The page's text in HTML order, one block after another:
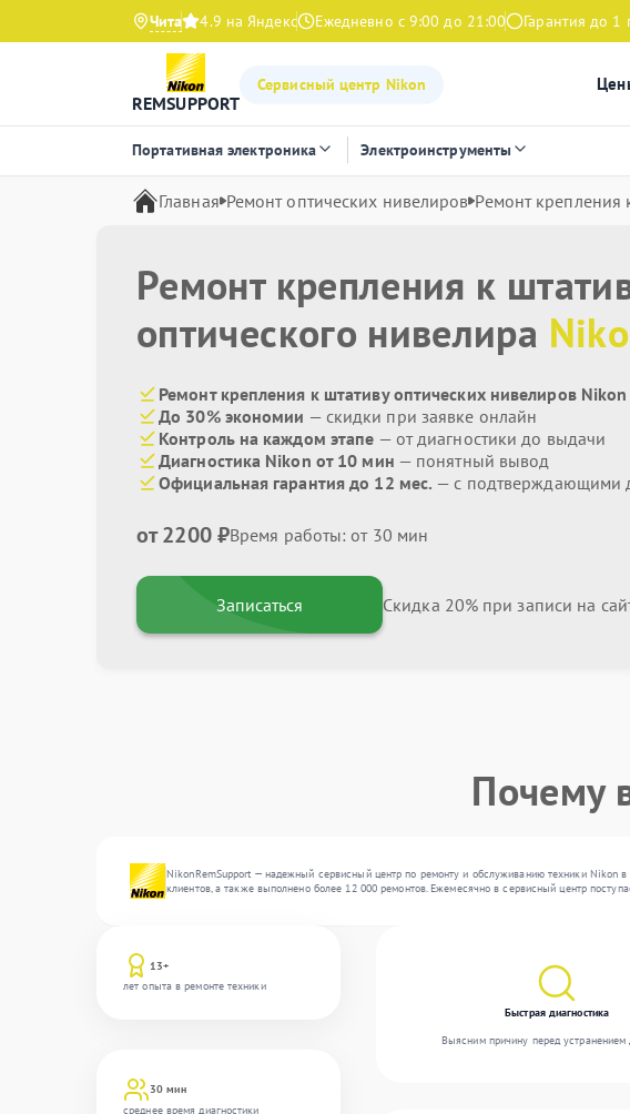
Чита 4.9 на Яндекс Ежедневно с 9:00 до 21:00 Гарантия до 1
REMSUPPORT
Сервисный центр Nikon
Портативная электроника Электроинструменты
Главная Ремонт оптических нивелиров Ремонт крепления
Ремонт крепления к
оптического нивелира
Ремонт крепления к штативу оптических нивелиров
До 30% экономии — скидки при заявке онлайн
Контроль на каждом этапе — от диагностики до выдачи
Диагностика Nikon от 10 мин — понятный вывод
Официальная гарантия до 12 мес. — с подтверждающими
от 2200 ₽Время работы: от 30 мин
Записаться Скидка 20% при записи на
Почему
NikonRemSupport — надежный сервисный центр по ремонту и обслуживанию техники Nikon
клиентов, а также выполнено более 12 000 ремонтов. Ежемесячно в сервисный центр
13+
лет опыта в ремонте техники
30 мин
среднее время диагностики
Быстрая диагностика
Выясним причину перед устранением